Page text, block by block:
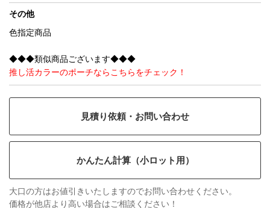
その他
色指定商品
◆◆◆類似商品ございます◆◆◆
推し活カラーのポーチならこちらをチェック！
見積り依頼・お問い合わせ
かんたん計算（小ロット用）
大口の方はお値引きいたしますのでお問い合わせください。
価格が他店より高い場合はご相談ください！